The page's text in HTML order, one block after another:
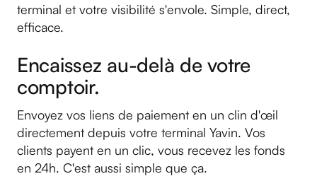
terminal et votre visibilité s'envole. Simple, direct,
efficace.
Encaissez au-delà de votre
comptoir.
Envoyez vos liens de paiement en un clin d'œil
directement depuis votre terminal Yavin. Vos
clients payent en un clic, vous recevez les fonds
en 24h. C'est aussi simple que ça.